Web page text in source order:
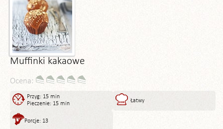
Muffinki kakaowe
Ocena:
Przyg: 15 min
Pieczenie: 15 min
Łatwy
Porcje: 13